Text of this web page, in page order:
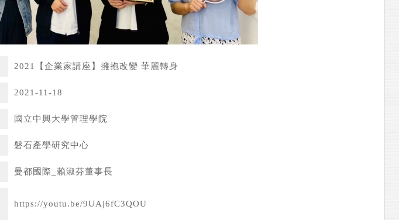
2021【企業家講座】擁抱改變 華麗轉身
2021-11-18
國立中興大學管理學院
磐石產學研究中心
曼都國際_賴淑芬董事長
https://youtu.be/9UAj6fC3QOU